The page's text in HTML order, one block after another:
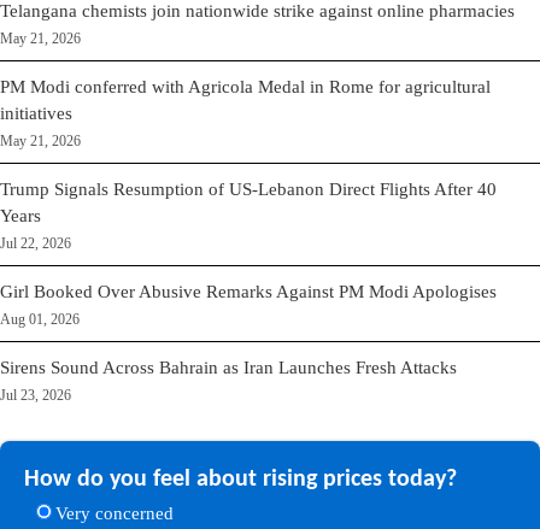
Telangana chemists join nationwide strike against online pharmacies
May 21, 2026
PM Modi conferred with Agricola Medal in Rome for agricultural
initiatives
May 21, 2026
Trump Signals Resumption of US-Lebanon Direct Flights After 40
Years
Jul 22, 2026
Girl Booked Over Abusive Remarks Against PM Modi Apologises
Aug 01, 2026
Sirens Sound Across Bahrain as Iran Launches Fresh Attacks
Jul 23, 2026
How do you feel about rising prices today?
Very concerned